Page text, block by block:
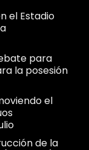
el Estadio
para
la posesión
el
de la